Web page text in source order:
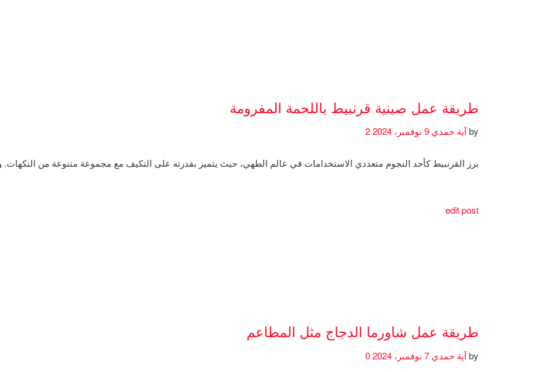
طريقة عمل صينية قرنبيط باللحمة المفرومة
byآية حمدي
برز القرنبيط كأحد النجوم متعددي الاستخدامات في عالم الطهي، حيث يتميز بقدرته على التكيف مع مجموعة متنوعة من
edit post
طريقة عمل شاورما الدجاج مثل المطاعم
byآية حمدي